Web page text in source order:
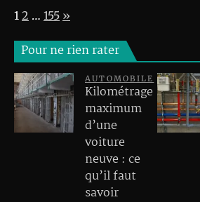
Page:
1 2 … 155 Next
»
Pour ne rien rater
AUTOMOBILE
Kilométrage
maximum
d’une
voiture
neuve : ce
qu’il faut
savoir